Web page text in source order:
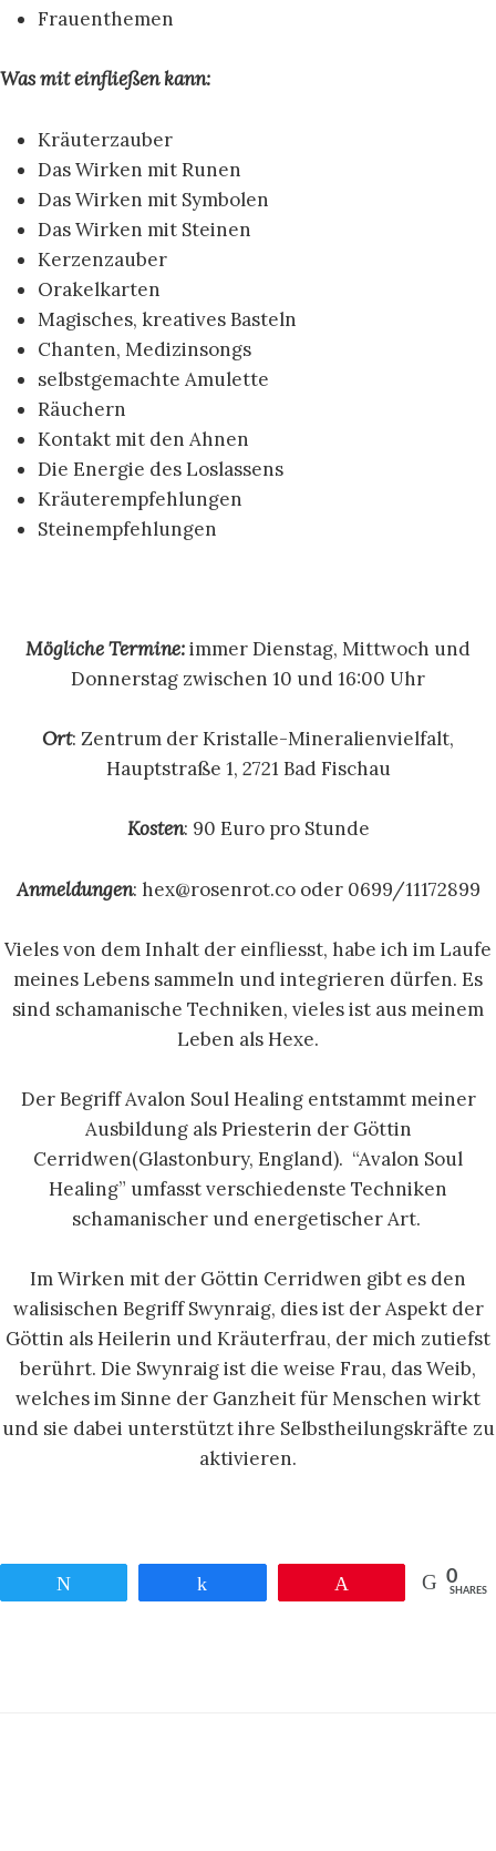
Frauenthemen
Was mit einfließen kann:
Kräuterzauber
Das Wirken mit Runen
Das Wirken mit Symbolen
Das Wirken mit Steinen
Kerzenzauber
Orakelkarten
Magisches, kreatives Basteln
Chanten, Medizinsongs
selbstgemachte Amulette
Räuchern
Kontakt mit den Ahnen
Die Energie des Loslassens
Kräuterempfehlungen
Steinempfehlungen
Mögliche Termine:immer Dienstag, Mittwoch und
Donnerstag zwischen 10 und 16:00 Uhr
Ort: Zentrum der Kristalle-Mineralienvielfalt,
Hauptstraße 1, 2721 Bad Fischau
Kosten: 90 Euro pro Stunde
Anmeldungen: hex@rosenrot.co oder 0699/11172899
Vieles von dem Inhalt der einfliesst, habe ich im Laufe
meines Lebens sammeln und integrieren dürfen. Es
sind schamanische Techniken, vieles ist aus meinem
Leben als Hexe.
Der Begriff Avalon Soul Healing entstammt meiner
Ausbildung als Priesterin der Göttin
Cerridwen(Glastonbury, England). “Avalon Soul
Healing” umfasst verschiedenste Techniken
schamanischer und energetischer Art.
Im Wirken mit der Göttin Cerridwen gibt es den
walisischen Begriff Swynraig, dies ist der Aspekt der
Göttin als Heilerin und Kräuterfrau, der mich zutiefst
berührt. Die Swynraig ist die weise Frau, das Weib,
welches im Sinne der Ganzheit für Menschen wirkt
und sie dabei unterstützt ihre Selbstheilungskräfte zu
aktivieren.
0
SHARES